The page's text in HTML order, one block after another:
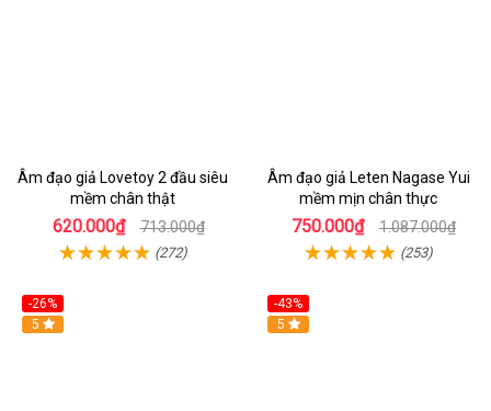
Âm đạo giả Lovetoy 2 đầu siêu
mềm chân thật
620.000₫ 713.000₫
(272)
Âm đạo giả Leten Nagase Yui
mềm mịn chân thực
750.000₫ 1.087.000₫
(253)
-26%
Hot
5
-43%
Hot
5